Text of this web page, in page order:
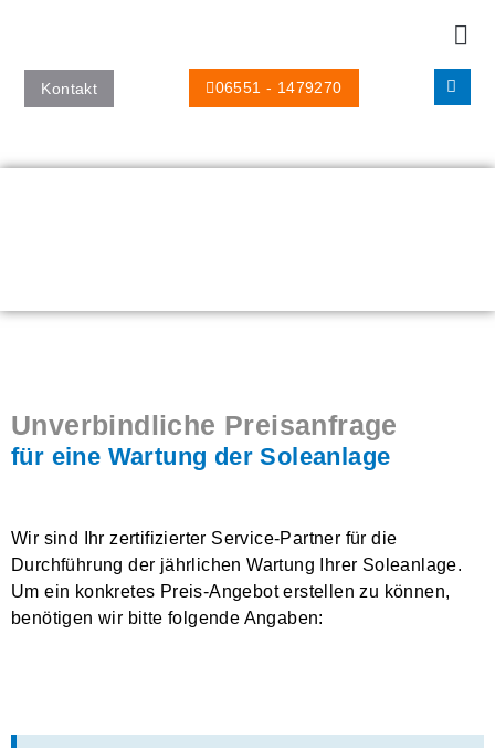
Kontakt 06551 - 1479270
Unverbindliche Preisanfrage
für eine Wartung der Soleanlage
Wir sind Ihr zertifizierter Service-Partner für die
Durchführung der jährlichen Wartung Ihrer Soleanlage.
Um ein konkretes Preis-Angebot erstellen zu können,
benötigen wir bitte folgende Angaben: